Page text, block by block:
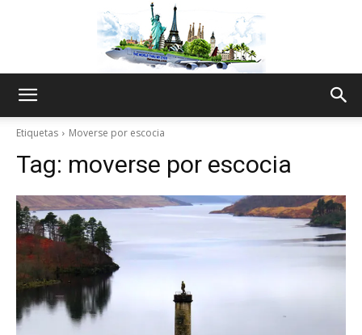
Thru
My
Etiquetas Moverse por escocia
Tag: moverse por escocia